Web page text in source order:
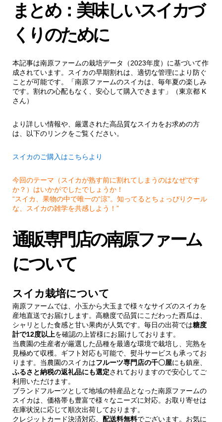
まとめ：美味しいスイカづ
くりのために
本記事は南原ファームの栽培データ（2023年度）に基づいて作
成されています。スイカの早期割れは、適切な管理により防ぐ
ことが可能です。「南原ファームのスイカは、毎年夏の楽しみ
です。割れの心配もなく、安心して購入できます」（東京都 K
さん）
より詳しい情報や、厳選された高品質なスイカをお求めの方
は、以下のリンクをご覧ください。
スイカのご購入はこちらより
今回のテーマ（スイカが熟す前に割れてしまうのはなぜです
か？）はいかがでしたでしょうか！
“スイカ、果物の中で唯一の“涼”。知ってるとちょっぴりクール
な、スイカの雑学を共感しよう！”
通販専門店の南原ファーム
について
スイカ栽培について
南原ファームでは、小玉から大玉まで様々なサイズのスイカを
産地直送でお届けします。高糖度で品質にこだわった西瓜は、
シャリとした食感と甘い果肉が人気です。毎日の出荷では糖度
計で12度以上を確認の上皆様にお届けしております。
当農園の生産者が厳選した品種を最適な環境で栽培し、完熟を
見極めて収穫。ギフト対応も可能で、熨斗サービスも承ってお
ります。当農園のスイカはフルーツ専門店の千〇屋にも鎮座、
ふるさと納税の返礼品にも選定されておりますので安心してご
利用いただけます。
ブランドフルーツとして地域の特産品となった南原ファームの
スイカは、価格帯も豊富で様々なニーズに対応。お取り寄せは
在庫状況に応じて順次出荷しております。
クレジットカード決済対応、 配送料無料でございます。お気に